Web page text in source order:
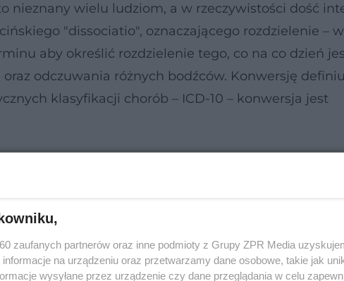
nieznany wielu ludziom, a w rzeczywistości dość
"dissociatio", oznaczającego rozdzielenie – w
aby określić rozdzielenie tego, co na co dzień
odczuwania różnych bodźców. Konwersję
klasyfikacji chorób – ICD-10 – konwersja jest
zaufanych partnerów oraz inne podmioty z Grupy ZPR Media
na urządzeniu oraz przetwarzamy dane osobowe, takie jak
wysyłane przez urządzenie czy dane przeglądania w celu